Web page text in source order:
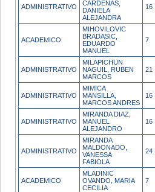
ADMINISTRATIVO
CARDENAS,
DANIELA
ALEJANDRA
16
ACADEMICO
MIHOVILOVIC
BRADASIC,
EDUARDO
MANUEL
7
ADMINISTRATIVO
MILAPICHUN
NAGUIL, RUBEN
MARCOS
21
ADMINISTRATIVO
MIMICA
MANSILLA,
MARCOS ANDRES
16
ADMINISTRATIVO
MIRANDA DIAZ,
MANUEL
ALEJANDRO
16
ADMINISTRATIVO
MIRANDA
MALDONADO,
VANESSA
FABIOLA
24
ACADEMICO
MLADINIC
OVANDO, MARIA
CECILIA
7